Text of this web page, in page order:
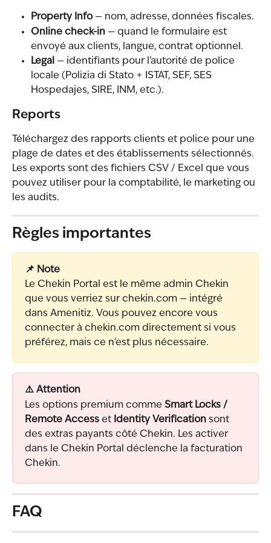
Property Info — nom, adresse, données fiscales.
Online check-in — quand le formulaire est
envoyé aux clients, langue, contrat optionnel.
Legal — identifiants pour l'autorité de police
locale (Polizia di Stato + ISTAT, SEF, SES
Hospedajes, SIRE, INM, etc.).
Reports
Téléchargez des rapports clients et police pour une
plage de dates et des établissements sélectionnés.
Les exports sont des fichiers CSV / Excel que vous
pouvez utiliser pour la comptabilité, le marketing ou
les audits.
Règles importantes
📌 Note
Le Chekin Portal est le même admin Chekin
que vous verriez sur chekin.com — intégré
dans Amenitiz. Vous pouvez encore vous
connecter à chekin.com directement si vous
préférez, mais ce n'est plus nécessaire.
⚠️ Attention
Les options premium comme Smart Locks /
Remote Access et Identity Verification sont
des extras payants côté Chekin. Les activer
dans le Chekin Portal déclenche la facturation
Chekin.
FAQ